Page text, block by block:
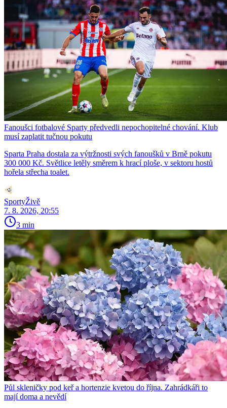
Fanoušci fotbalové Sparty předvedli nepochopitelné chování. Klub
musí zaplatit tučnou pokutu
Sparta Praha dostala za výtržnosti svých fanoušků v Brně pokutu
300 000 Kč. Světlice letěly směrem k hrací ploše, v sektoru hostů
hořela střecha toalet.
SportyŽivě
7. 8. 2026, 20:55
3 min
Půl skleničky pod keř a hortenzie kvetou do října. Zahrádkáři to
mají doma a nevědí